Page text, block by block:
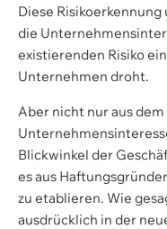
Diese
die
existierenden Risiko
Unternehmen droht.
Aber nicht nur aus
Blickwinkel der
es aus
zu etablieren. Wie
ausdrücklich in der